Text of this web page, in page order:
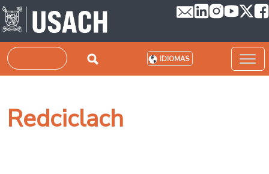
Pasar al contenido principal
Buscar IDIOMAS
Redciclach